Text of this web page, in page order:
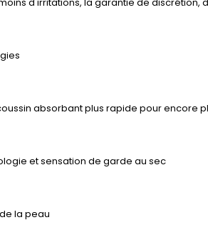
absorbant plus rapide pour encore
et sensation de garde au sec
la peau